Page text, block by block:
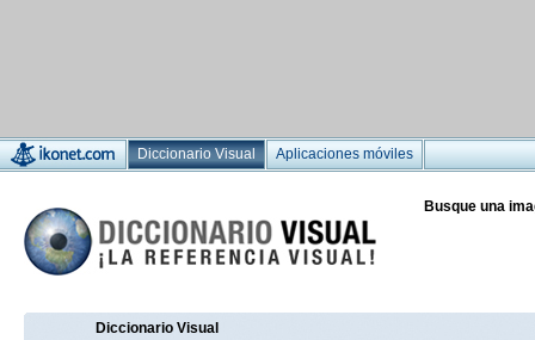
Diccionario Visual Aplicaciones móviles
Busque una
Diccionario Visual